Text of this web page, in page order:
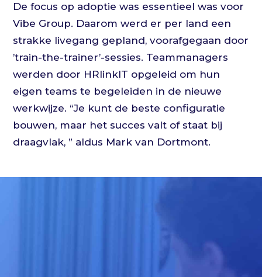
De focus op adoptie was essentieel was voor
Vibe Group. Daarom werd er per land een
strakke livegang gepland, voorafgegaan door
’train-the-trainer’-sessies. Teammanagers
werden door HRlinkIT opgeleid om hun
eigen teams te begeleiden in de nieuwe
werkwijze. “Je kunt de beste configuratie
bouwen, maar het succes valt of staat bij
draagvlak, ” aldus Mark van Dortmont.